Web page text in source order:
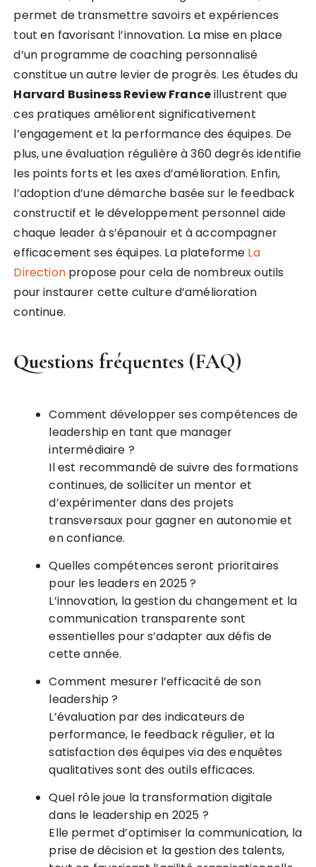
permet de transmettre savoirs et expériences
tout en favorisant l’innovation. La mise en place
d’un programme de coaching personnalisé
constitue un autre levier de progrès. Les études du
Harvard Business Review Franceillustrent que
ces pratiques améliorent significativement
l’engagement et la performance des équipes. De
plus, une évaluation régulière à 360 degrés identifie
les points forts et les axes d’amélioration. Enfin,
l’adoption d’une démarche basée sur le feedback
constructif et le développement personnel aide
chaque leader à s’épanouir et à accompagner
efficacement ses équipes. La plateforme La
Directionpropose pour cela de nombreux outils
pour instaurer cette culture d’amélioration
continue.
Questions fréquentes (FAQ)
Comment développer ses compétences de
leadership en tant que manager
intermédiaire ?
Il est recommandé de suivre des formations
continues, de solliciter un mentor et
d’expérimenter dans des projets
transversaux pour gagner en autonomie et
en confiance.
Quelles compétences seront prioritaires
pour les leaders en 2025 ?
L’innovation, la gestion du changement et la
communication transparente sont
essentielles pour s’adapter aux défis de
cette année.
Comment mesurer l’efficacité de son
leadership ?
L’évaluation par des indicateurs de
performance, le feedback régulier, et la
satisfaction des équipes via des enquêtes
qualitatives sont des outils efficaces.
Quel rôle joue la transformation digitale
dans le leadership en 2025 ?
Elle permet d’optimiser la communication, la
prise de décision et la gestion des talents,